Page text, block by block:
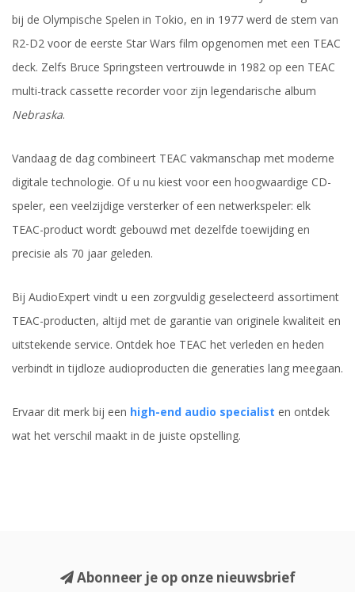
bij de Olympische Spelen in Tokio, en in 1977 werd de stem van
R2-D2 voor de eerste Star Wars film opgenomen met een TEAC
deck. Zelfs Bruce Springsteen vertrouwde in 1982 op een TEAC
multi-track cassette recorder voor zijn legendarische album
Nebraska.
Vandaag de dag combineert TEAC vakmanschap met moderne
digitale technologie. Of u nu kiest voor een hoogwaardige CD-
speler, een veelzijdige versterker of een netwerkspeler: elk
TEAC-product wordt gebouwd met dezelfde toewijding en
precisie als 70 jaar geleden.
Bij AudioExpert vindt u een zorgvuldig geselecteerd assortiment
TEAC-producten, altijd met de garantie van originele kwaliteit en
uitstekende service. Ontdek hoe TEAC het verleden en heden
verbindt in tijdloze audioproducten die generaties lang meegaan.
Ervaar dit merk bij een high-end audio specialist en ontdek
wat het verschil maakt in de juiste opstelling.
Abonneer je op onze nieuwsbrief